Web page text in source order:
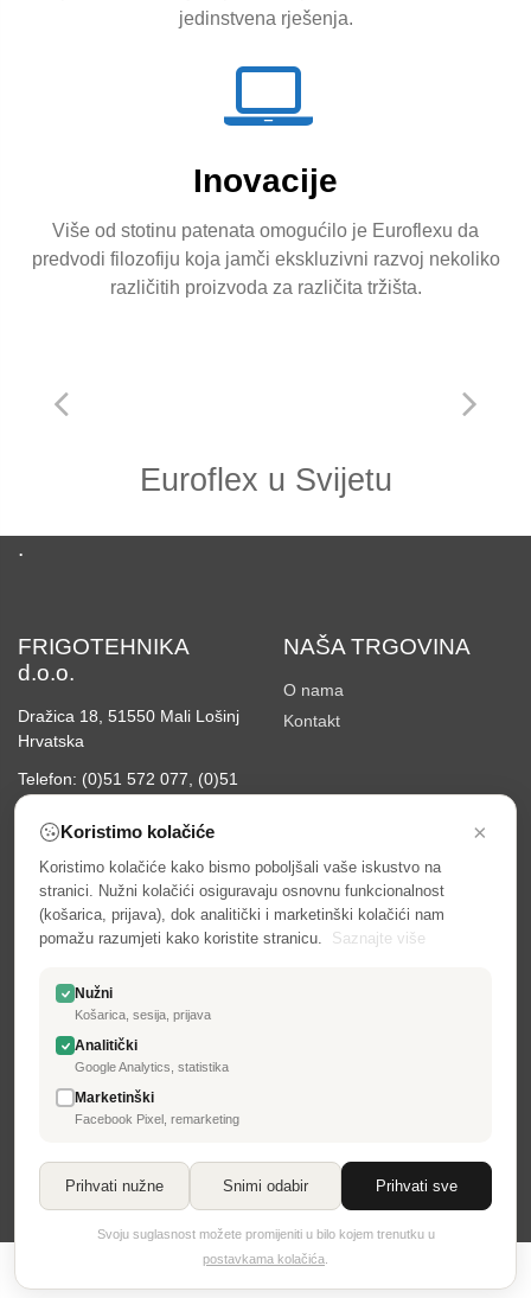
jedinstvena rješenja.
Inovacije
Više od stotinu patenata omogućilo je Euroflexu da
predvodi filozofiju koja jamči ekskluzivni razvoj nekoliko
različitih proizvoda za različita tržišta.
Euroflex u Svijetu
.
Koristimo kolačiće ×
Koristimo kolačiće kako bismo poboljšali vaše iskustvo na
stranici. Nužni kolačići osiguravaju osnovnu funkcionalnost
(košarica, prijava), dok analitički i marketinški kolačići nam
pomažu razumjeti kako koristite stranicu.
Saznajte više
Nužni
Košarica, sesija, prijava
Analitički
Google Analytics, statistika
Marketinški
Facebook Pixel, remarketing
Prihvati nužne Snimi odabir Prihvati sve
Svoju suglasnost možete promijeniti u bilo kojem trenutku u
postavkama kolačića
FRIGOTEHNIKA
d.o.o.
Dražica 18, 51550 Mali Lošinj
Hrvatska
Telefon: (0)51 572 077, (0)51
231 927
email:info@frigotehnika.hr
NAŠA TRGOVINA
O nama
Kontakt
INFORMACIJE
Izjava o kolačićima (Cookie
policy)
Privatnost podataka
Opći uvjeti
Snižena cijena
Načini plaćanja
Načini dostave
MOJ RAČUN